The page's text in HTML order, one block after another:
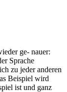
ge- nauer:
Sprache
zu jeder anderen
Beispiel wird
ist und ganz